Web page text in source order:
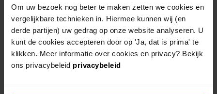
Om uw bezoek nog beter te maken zetten we cookies en
vergelijkbare technieken in. Hiermee kunnen wij (en
derde partijen) uw gedrag op onze website analyseren. U
kunt de cookies accepteren door op 'Ja, dat is prima' te
klikken. Meer informatie over cookies en privacy? Bekijk
ons privacybeleid privacybeleid
U kunt ook Vriend worden en het Westfries
Archief steunen.
meer weten
404- Not Found
Mogelijk kunt u deze pagina niet bezoeken door:
een verouderde bladwijzer/favoriet